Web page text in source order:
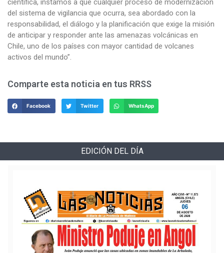
científica, instamos a que cualquier proceso de modernización
del sistema de vigilancia que ocurra, sea abordado con la
responsabilidad, el diálogo y la planificación que exige la misión
de anticipar y responder ante las amenazas volcánicas en
Chile, uno de los países con mayor cantidad de volcanes
activos del mundo”.
Comparte esta noticia en tus RRSS
Facebook Twitter WhatsApp
EDICIÓN DEL DÍA